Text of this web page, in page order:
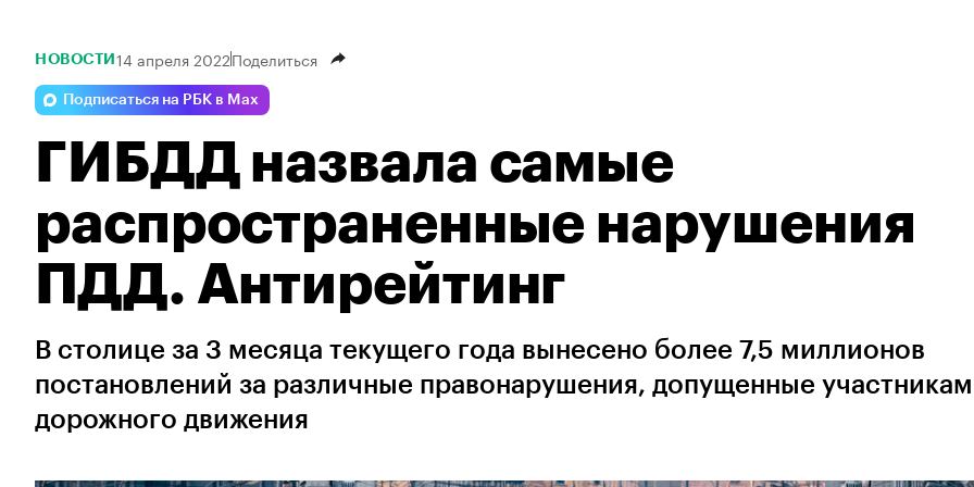
НОВОСТИ 14 апреля 2022Поделиться
Подписаться на РБК в Max
ГИБДД назвала самые
распространенные нарушения
ПДД. Антирейтинг
В столице за 3 месяца текущего года вынесено более 7,5 миллионов
постановлений за различные правонарушения, допущенные
дорожного движения